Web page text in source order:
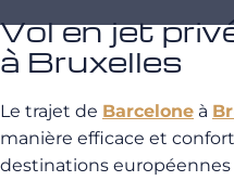
Vol en jet
à Bruxelles
Le trajet de Barcelone à
manière efficace et
destinations